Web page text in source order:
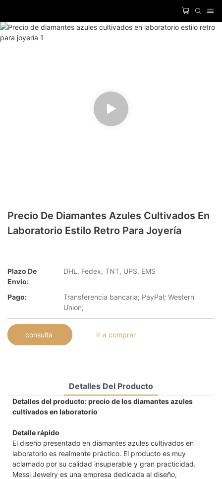
Precio De Diamantes Azules Cultivados En
Laboratorio Estilo Retro Para Joyería
Plazo De
Envío:
DHL, Fedex, TNT, UPS, EMS
Pago:
Transferencia bancaria; PayPal; Western
Union;
consulta Ir a comprar
Detalles Del Producto
Detalles del producto: precio de los diamantes azules
cultivados en laboratorio
Detalle rápido
El diseño presentado en diamantes azules cultivados en
laboratorio es realmente práctico. El producto es muy
aclamado por su calidad insuperable y gran practicidad.
Messi Jewelry es una empresa dedicada al diseño,